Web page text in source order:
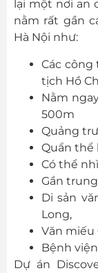
lại một nơi an
nằm rất gần
Hà Nội như:
Các công
tịch Hồ
Nằm
500m
Quảng
Quẩn thể
Có thể
Gần
Di sản
Long,
Văn miếu
Bệnh
Dự án